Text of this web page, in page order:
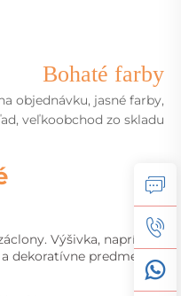
Bohaté farby
objednávku, jasné farby,
veľkoobchod zo skladu
Výšivka, napríklad
dekoratívne predmety.